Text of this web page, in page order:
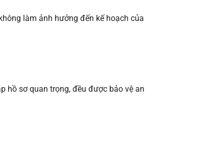
làm ảnh hưởng đến kế hoạch của
hồ sơ quan trọng, đều được bảo vệ an